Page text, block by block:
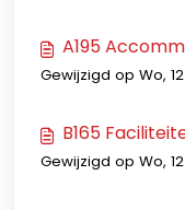
A195
Gewijzigd op Wo,
B165
Gewijzigd op Wo,